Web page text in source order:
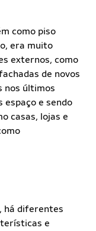
como piso
era muito
externos, como
de novos
nos últimos
espaço e sendo
casas, lojas e
, há diferentes
e